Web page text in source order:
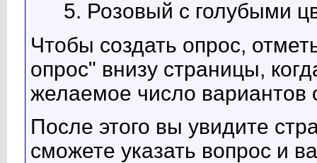
Розовый с голубыми
Чтобы создать опрос,
опрос" внизу страницы,
желаемое число вариантов
После этого вы увидите
сможете указать вопрос и